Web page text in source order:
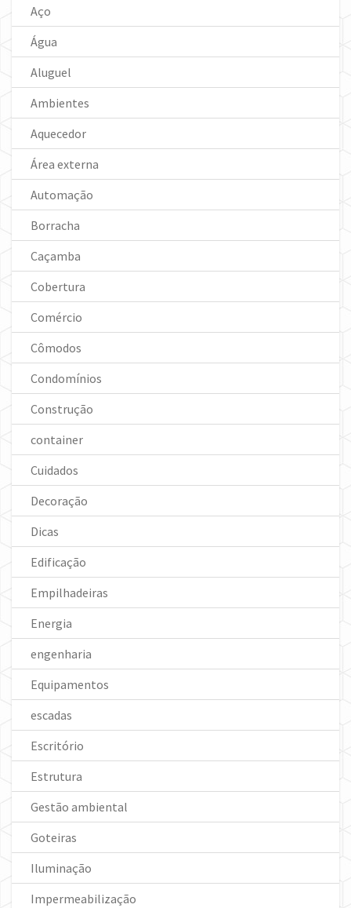
Aço
Água
Aluguel
Ambientes
Aquecedor
Área externa
Automação
Borracha
Caçamba
Cobertura
Comércio
Cômodos
Condomínios
Construção
container
Cuidados
Decoração
Dicas
Edificação
Empilhadeiras
Energia
engenharia
Equipamentos
escadas
Escritório
Estrutura
Gestão ambiental
Goteiras
Iluminação
Impermeabilização